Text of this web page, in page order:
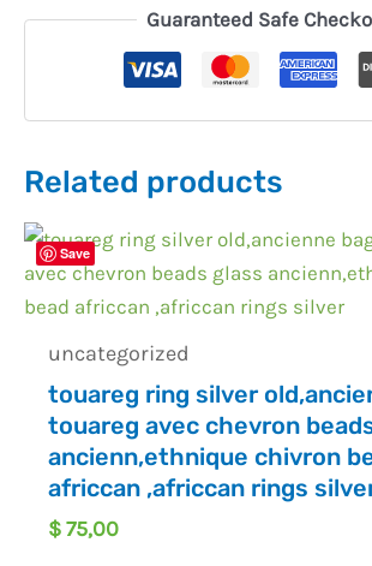
Guaranteed Safe
Related products
Save
uncategorized
touareg ring silver
touareg avec chevron
ancienn,ethnique chivron
africcan ,africcan rings
$75,00